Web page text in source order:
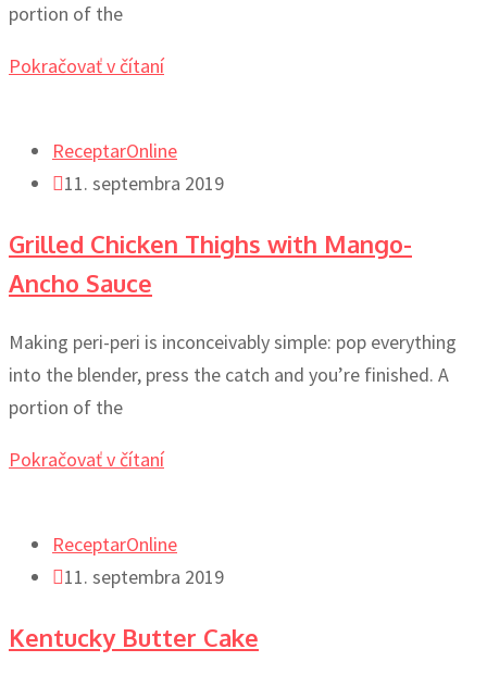
portion of the
Pokračovať v čítaní
ReceptarOnline
11. septembra 2019
Grilled Chicken Thighs with Mango-
Ancho Sauce
Making peri-peri is inconceivably simple: pop everything
into the blender, press the catch and you’re finished. A
portion of the
Pokračovať v čítaní
ReceptarOnline
11. septembra 2019
Kentucky Butter Cake